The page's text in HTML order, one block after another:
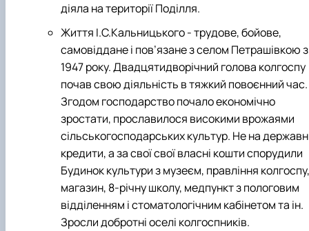
діяла на території Поділля.
Життя І.С.Кальницького - трудове, бойове,
самовіддане і пов’язане з селом Петрашівкою з
1947 року. Двадцятидворічний голова колгоспу
почав свою діяльність в тяжкий повоєнний час.
Згодом господарство почало економічно
зростати, прославилося високими врожаями
сільськогосподарських культур. Не на
кредити, а за свої свої власні кошти спорудили
Будинок культури з музеєм, правління колгоспу,
магазин, 8-річну школу, медпункт з пологовим
відділенням і стоматологічним кабінетом та ін.
Зросли добротні оселі колгоспників.